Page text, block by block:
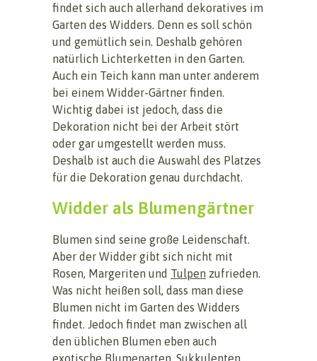
findet sich auch allerhand dekoratives im
Garten des Widders. Denn es soll schön
und gemütlich sein. Deshalb gehören
natürlich Lichterketten in den Garten.
Auch ein Teich kann man unter anderem
bei einem Widder-Gärtner finden.
Wichtig dabei ist jedoch, dass die
Dekoration nicht bei der Arbeit stört
oder gar umgestellt werden muss.
Deshalb ist auch die Auswahl des Platzes
für die Dekoration genau durchdacht.
Widder als Blumengärtner
Blumen sind seine große Leidenschaft.
Aber der Widder gibt sich nicht mit
Rosen, Margeriten und Tulpen zufrieden.
Was nicht heißen soll, dass man diese
Blumen nicht im Garten des Widders
findet. Jedoch findet man zwischen all
den üblichen Blumen eben auch
exotische Blumenarten. Sukkulenten,